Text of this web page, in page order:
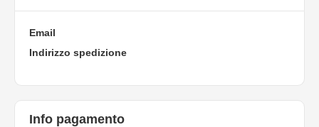
Email
Indirizzo spedizione
Info pagamento